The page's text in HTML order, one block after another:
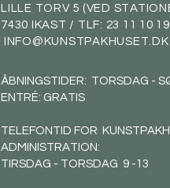
LILLE TORV 5 (VED
7430 IKAST / TLF: 23 11 10 19
INFO@KUNSTPAKHUSET.DK
ÅBNINGSTIDER: TORSDAG -
ENTRÉ: GRATIS
TELEFONTID FOR
ADMINISTRATION:
TIRSDAG - TORSDAG 9 -13